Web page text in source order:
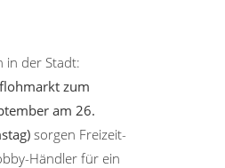
in der Stadt:
zum
am 26.
sorgen Freizeit-
Händler für ein